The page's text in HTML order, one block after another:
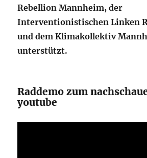
Rebellion Mannheim, der
Interventionistischen Linken
und dem Klimakollektiv
unterstützt.
Raddemo zum
youtube